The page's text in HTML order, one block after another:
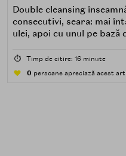
Double cleansing
consecutivi, seara: mai
ulei, apoi cu unul pe
poluare. Al doilea
⏱️ Timp de citire: 16 minute
0 persoane apreciază acest